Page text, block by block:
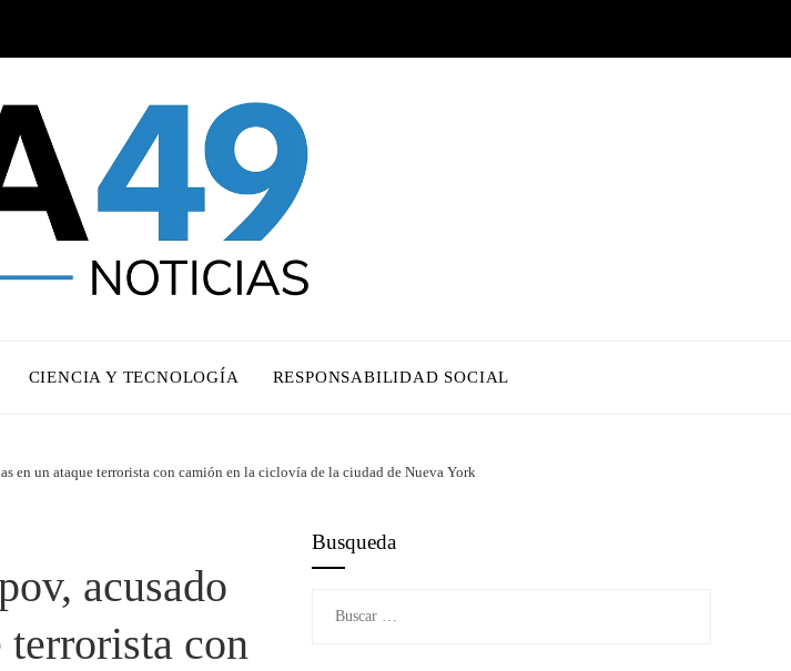
CIENCIA Y TECNOLOGÍA RESPONSABILIDAD SOCIAL
en un ataque terrorista con camión en la ciclovía de la ciudad de Nueva York
acusado
terrorista con
Busqueda